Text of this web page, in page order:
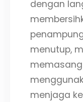
dengan
menutup,
menjaga